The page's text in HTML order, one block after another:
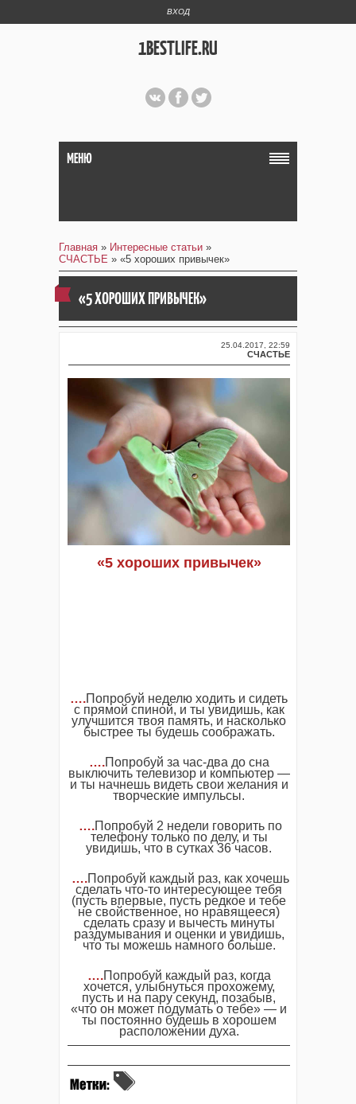
ВХОД
1BESTLIFE.RU
МЕНЮ
Главная » Интересные статьи »
СЧАСТЬЕ » «5 хороших привычек»
«5 ХОРОШИХ ПРИВЫЧЕК»
25.04.2017, 22:59
СЧАСТЬЕ
«5 хороших привычек»
….Попробуй неделю ходить и сидеть
с прямой спиной, и ты увидишь, как
улучшится твоя память, и насколько
быстрее ты будешь соображать.
….Попробуй за час-два до сна
выключить телевизор и компьютер —
и ты начнешь видеть свои желания и
творческие импульсы.
….Попробуй 2 недели говорить по
телефону только по делу, и ты
увидишь, что в сутках 36 часов.
….Попробуй каждый раз, как хочешь
сделать что-то интересующее тебя
(пусть впервые, пусть редкое и тебе
не свойственное, но нравящееся)
сделать сразу и вычесть минуты
раздумывания и оценки и увидишь,
что ты можешь намного больше.
….Попробуй каждый раз, когда
хочется, улыбнуться прохожему,
пусть и на пару секунд, позабыв,
«что он может подумать о тебе» — и
ты постоянно будешь в хорошем
расположении духа.